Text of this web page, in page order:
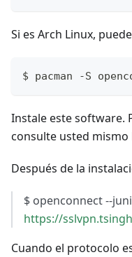
Si es Arch Linux,
$ pacman -S
Instale este software.
consulte usted
Después de la
$ openconnect --
https://
Cuando el protocolo